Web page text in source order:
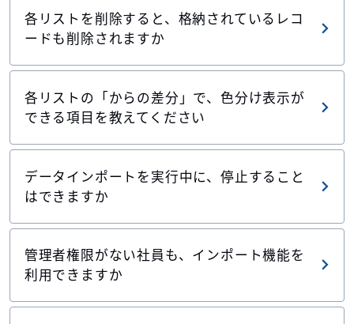
各リストを削除すると、格納されているレコ
ードも削除されますか
各リストの「からの差分」で、色分け表示が
できる項目を教えてください
データインポートを実行中に、停止すること
はできますか
管理者権限がない社員も、インポート機能を
利用できますか